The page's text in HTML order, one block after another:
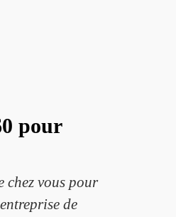
pour
chez vous pour
de